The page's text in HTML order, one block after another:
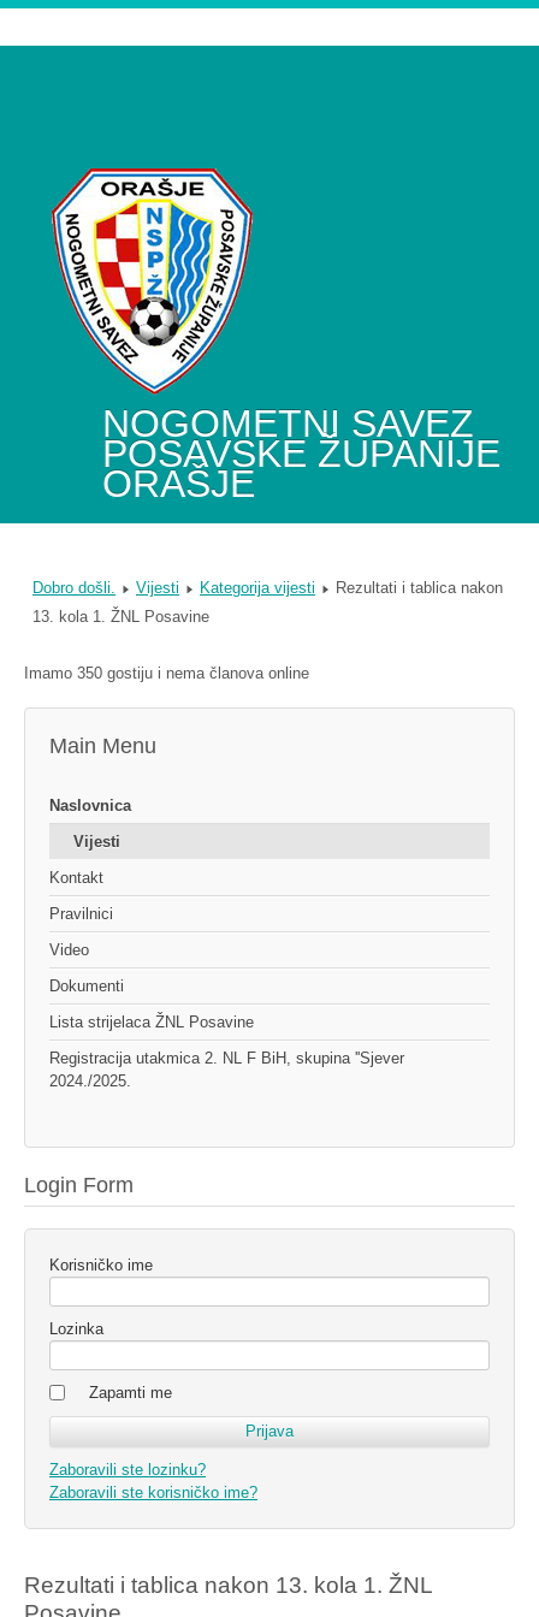
NOGOMETNI SAVEZ
POSAVSKE ŽUPANIJE
ORAŠJE
Dobro došli. Vijesti Kategorija vijesti
Rezultati i tablica nakon
13. kola 1. ŽNL Posavine
Imamo 350 gostiju i nema članova online
Main Menu
Naslovnica
Vijesti
Kontakt
Pravilnici
Video
Dokumenti
Lista strijelaca ŽNL Posavine
Registracija utakmica 2. NL F BiH, skupina ''Sjever
2024./2025.
Login Form
Korisničko ime
Lozinka
Zapamti me
Zaboravili ste lozinku?
Zaboravili ste korisničko ime?
Rezultati i tablica nakon 13. kola 1. ŽNL